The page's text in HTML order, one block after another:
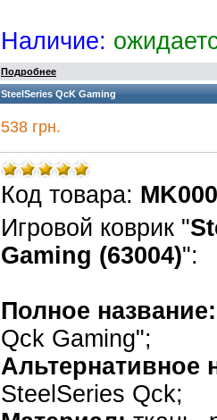
Наличие:
Подробнее
SteelSeries QcK Gaming
538 грн.
Код товара:
Игровой коврик "
Gaming (63004)":
Полное название:
Qck Gaming";
Альтернативное
SteelSeries Qck;